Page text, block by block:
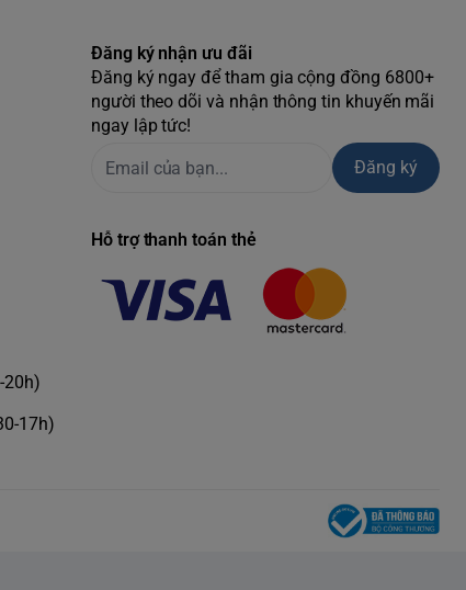
20h)
17h)
Đăng ký nhận ưu đãi
Đăng ký ngay để tham gia cộng đồng 6800+
người theo dõi và nhận thông tin khuyến mãi
ngay lập tức!
Đăng ký
Hỗ trợ thanh toán thẻ